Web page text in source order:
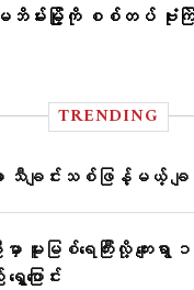
မဘိမ်းမြို့ကို စစ်တပ် ဗုံးကြဲ
TRENDING
မှာ သီချင်းသစ်ဖြန့်မယ့် ခ
ာ မူးမြစ်ရေကြီးလို့ ကျေး
ပြောင်း